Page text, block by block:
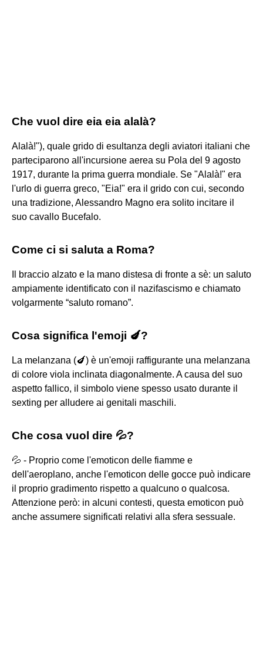
Che vuol dire eia eia alalà?
Alalà!"), quale grido di esultanza degli aviatori italiani che
parteciparono all'incursione aerea su Pola del 9 agosto
1917, durante la prima guerra mondiale. Se "Alalà!" era
l'urlo di guerra greco, "Eia!" era il grido con cui, secondo
una tradizione, Alessandro Magno era solito incitare il
suo cavallo Bucefalo.
Come ci si saluta a Roma?
Il braccio alzato e la mano distesa di fronte a sè: un saluto
ampiamente identificato con il nazifascismo e chiamato
volgarmente “saluto romano”.
Cosa significa l'emoji 🍆?
La melanzana (🍆) è un'emoji raffigurante una melanzana
di colore viola inclinata diagonalmente. A causa del suo
aspetto fallico, il simbolo viene spesso usato durante il
sexting per alludere ai genitali maschili.
Che cosa vuol dire 💦?
💦 - Proprio come l'emoticon delle fiamme e
dell'aeroplano, anche l'emoticon delle gocce può indicare
il proprio gradimento rispetto a qualcuno o qualcosa.
Attenzione però: in alcuni contesti, questa emoticon può
anche assumere significati relativi alla sfera sessuale.